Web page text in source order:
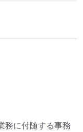
務に付随する事務